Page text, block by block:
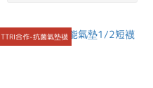
TTRI合作-抗菌氣墊襪